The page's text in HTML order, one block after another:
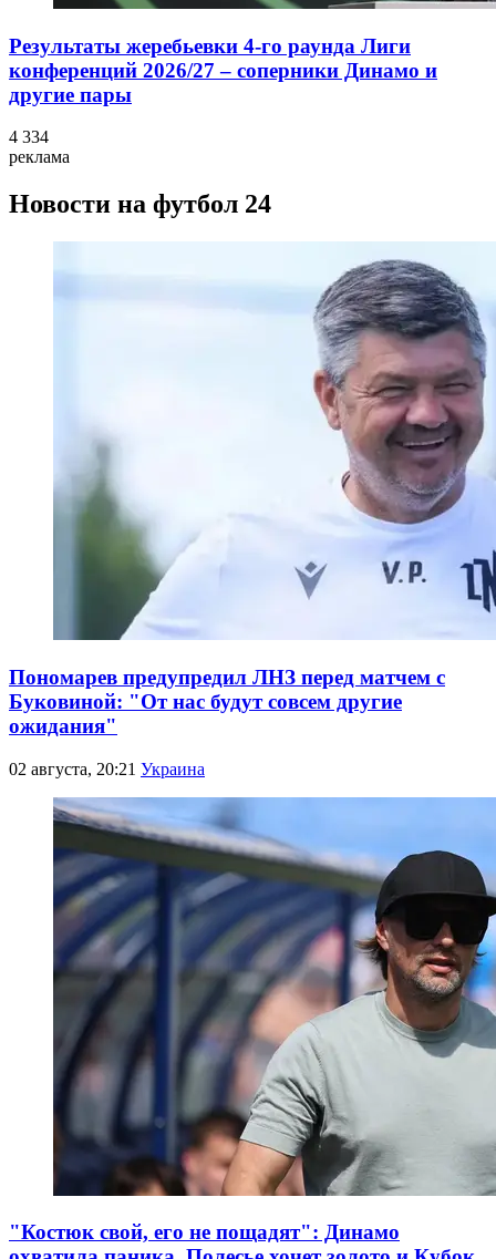
Результаты жеребьевки 4-го раунда Лиги
конференций 2026/27 – соперники Динамо и
другие пары
4 334
реклама
Новости на футбол 24
Пономарев предупредил ЛНЗ перед матчем с
Буковиной: "От нас будут совсем другие
ожидания"
02 августа, 20:21 Украина
"Костюк свой, его не пощадят": Динамо